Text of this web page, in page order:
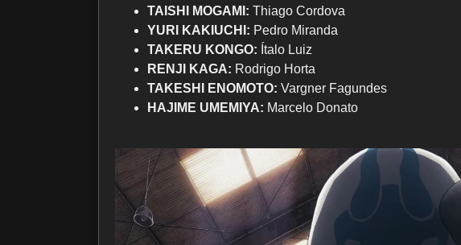
TAISHI MOGAMI: Thiago Cordova
YURI KAKIUCHI: Pedro Miranda
TAKERU KONGO: Ítalo Luiz
RENJI KAGA: Rodrigo Horta
TAKESHI ENOMOTO: Vargner Fagundes
HAJIME UMEMIYA: Marcelo Donato